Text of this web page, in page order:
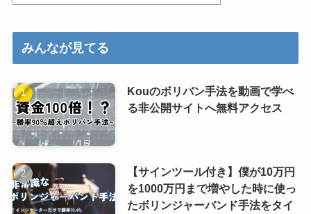
みんなが見てる
Kouのボリバン手法を動画で学べ
る非公開サイトへ無料アクセス
【サインツール付き】僕が10万円
を1000万円まで増やした時に使っ
たボリンジャーバンド手法をタイ